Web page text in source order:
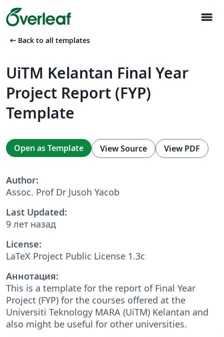
menu
arrow_left_alt Back to all templates
UiTM Kelantan Final Year
Project Report (FYP)
Template
Open as Template View Source View PDF
Author:
Assoc. Prof Dr Jusoh Yacob
Last Updated:
9 лет назад
License:
LaTeX Project Public License 1.3c
Аннотация:
This is a template for the report of Final Year
Project (FYP) for the courses offered at the
Universiti Teknology MARA (UiTM) Kelantan and
also might be useful for other universities.